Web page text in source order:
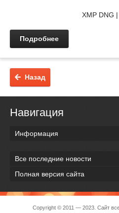
XMP DNG
Подробнее
Назад
Навигация
Информация
Все последние новости
Полная версия сайта
Copyright © 2011 — 2023. Сайт